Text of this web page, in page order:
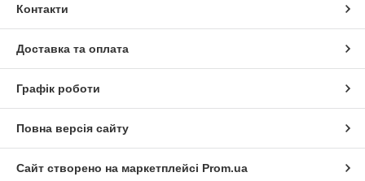
Контакти
Доставка та оплата
Графік роботи
Повна версія сайту
Сайт створено на маркетплейсі Prom.ua